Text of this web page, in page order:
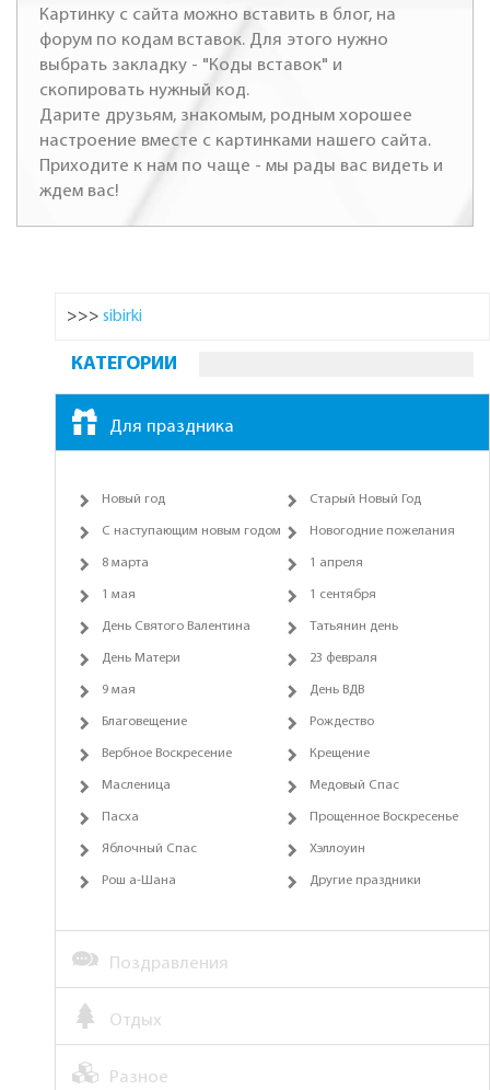
Картинку с сайта можно вставить в блог, на
форум по кодам вставок. Для этого нужно
выбрать закладку - "Коды вставок" и
скопировать нужный код.
Дарите друзьям, знакомым, родным хорошее
настроение вместе с картинками нашего сайта.
Приходите к нам по чаще - мы рады вас видеть и
ждем вас!
>>> sibirki
КАТЕГОРИИ
Для праздника
Новый год Старый Новый Год
С наступающим новым годом Новогодние пожелания
8 марта 1 апреля
1 мая 1 сентября
День Святого Валентина Татьянин день
День Матери 23 февраля
9 мая День ВДВ
Благовещение Рождество
Вербное Воскресение Крещение
Масленица Медовый Спас
Пасха Прощенное Воскресенье
Яблочный Спас Хэллоуин
Рош а-Шана Другие праздники
Поздравления
Отдых
Разное